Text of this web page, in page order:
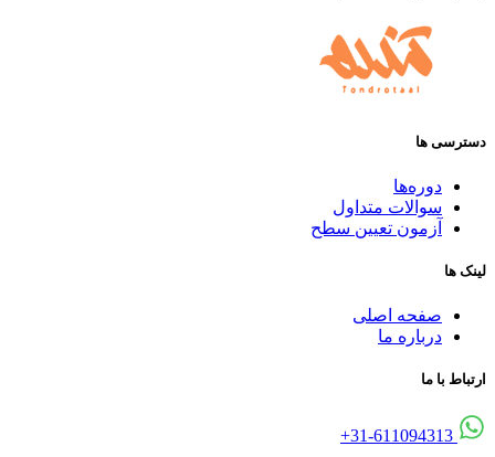
دسترسی ها
دوره‌ها
سوالات متداول
آزمون تعیین سطح
لینک ها
صفحه اصلی
درباره ما
ارتباط با ما